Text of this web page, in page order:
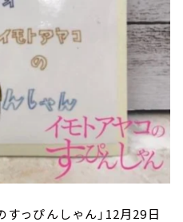
すっぴんしゃん」12月29日